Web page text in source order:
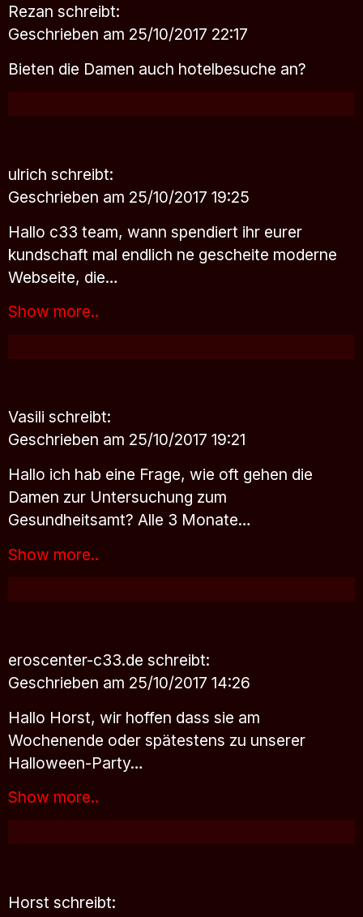
Rezan schreibt:
Geschrieben am 25/10/2017 22:17
Bieten die Damen auch hotelbesuche an?
ulrich schreibt:
Geschrieben am 25/10/2017 19:25
Hallo c33 team, wann spendiert ihr eurer
kundschaft mal endlich ne gescheite moderne
Webseite, die…
Show more..
Vasili schreibt:
Geschrieben am 25/10/2017 19:21
Hallo ich hab eine Frage, wie oft gehen die
Damen zur Untersuchung zum
Gesundheitsamt? Alle 3 Monate…
Show more..
eroscenter-c33.de schreibt:
Geschrieben am 25/10/2017 14:26
Hallo Horst, wir hoffen dass sie am
Wochenende oder spätestens zu unserer
Halloween-Party…
Show more..
Horst schreibt: